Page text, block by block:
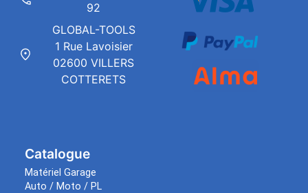
Catalogue
Matériel Garage
Auto / Moto / PL
92
GLOBAL-TOOLS
1 Rue Lavoisier
02600 VILLERS
COTTERETS